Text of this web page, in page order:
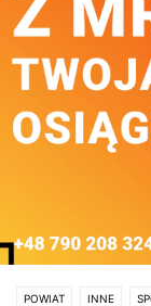
POWIAT INNE